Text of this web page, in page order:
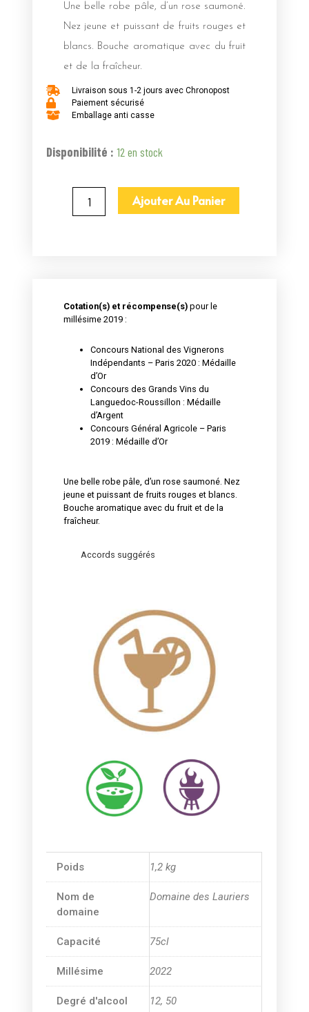
Une belle robe pâle, d’un rose saumoné.
Nez jeune et puissant de fruits rouges et
blancs. Bouche aromatique avec du fruit
et de la fraîcheur.
Livraison sous 1-2 jours avec Chronopost
Paiement sécurisé
Emballage anti casse
Disponibilité : 12 en stock
quantité
Paredaux
Lauriers
Ajouter Au Panier
Cotation(s) et récompense(s) pour le
millésime 2019 :
Concours National des Vignerons
Indépendants – Paris 2020 : Médaille
d’Or
Concours des Grands Vins du
Languedoc-Roussillon : Médaille
d’Argent
Concours Général Agricole – Paris
2019 : Médaille d’Or
Une belle robe pâle, d’un rose saumoné. Nez
jeune et puissant de fruits rouges et blancs.
Bouche aromatique avec du fruit et de la
fraîcheur.
Accords suggérés
Poids 1,2 kg
Nom de
domaine
Domaine des Lauriers
Capacité 75cl
Millésime 2022
Degré d'alcool 12, 50